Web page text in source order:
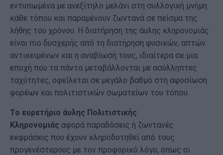
εντυπωμένα με ανεξίτηλο μελάνι στη συλλογική μνήμη
κάθε τόπου και παραμένουν ζωντανά σε πείσμα της
λήθης του χρόνου. Η διατήρηση της άυλης κληρονομιάς
είναι πιο δυσχερής από τη διατήρηση φυσικών, απτών
αντικειμένων και η αναβίωσή τους, ιδιαίτερα σε μια
εποχή που τα πάντα μεταβάλλονται με ασύλληπτες
ταχύτητες, οφείλεται σε μεγάλο βαθμό στη αφοσίωση
φορέων και πολιτιστικών σωματείων του τόπου.
Το ευρετήριο άυλης Πολιτιστικής
Κληρονομιάς αφορά παραδόσεις ή ζωντανές
εκφράσεις που έχουν κληροδοτηθεί από τους
προγενέστερους με τον προφορικό λόγο, όπως οι